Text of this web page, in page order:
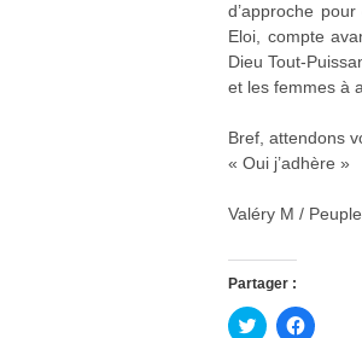
d’approche
Eloi, compte
Dieu Tout-
et les femmes à
Bref, attendons
« Oui j’adhère »
Valéry M /
Partager :
C C